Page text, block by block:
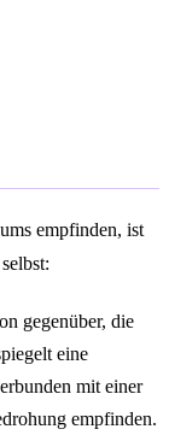
empfinden, ist
gegenüber, die
eine
mit einer
empfinden.